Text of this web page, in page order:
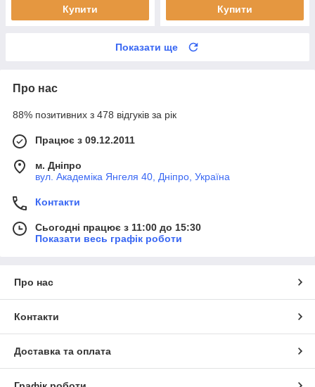
Купити Купити
Показати ще
Про нас
88% позитивних з 478 відгуків за рік
Працює з 09.12.2011
м. Дніпро
вул. Академіка Янгеля 40, Дніпро, Україна
Контакти
Сьогодні працює з 11:00 до 15:30
Показати весь графік роботи
Про нас
Контакти
Доставка та оплата